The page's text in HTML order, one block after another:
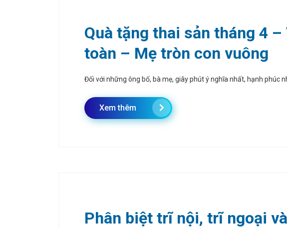
Quà tặng thai sản tháng 4
toàn – Mẹ tròn con vuông
Đối với những ông bố, bà mẹ, giây phút ý nghĩa nhất, hạnh phúc
Xem thêm
Phân biệt trĩ nội, trĩ ngoại